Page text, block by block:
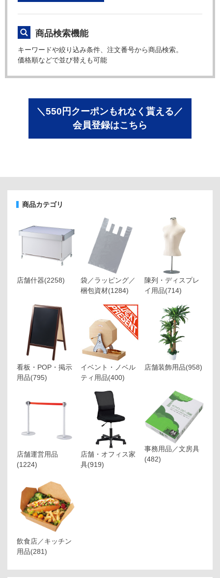
商品検索機能
キーワードや絞り込み条件、注文番号から商品検索。
価格順などで並び替えも可能
＼550円クーポンもれなく貰える／
会員登録はこちら
商品カテゴリ
店舗什器(2258)
袋／ラッピング／
梱包資材(1284)
陳列・ディスプレ
イ用品(714)
看板・POP・掲示
用品(795)
イベント・ノベル
ティ用品(400)
店舗装飾用品(958)
店舗運営用品
(1224)
店舗・オフィス家
具(919)
事務用品／文房具
(482)
飲食店／キッチン
用品(281)